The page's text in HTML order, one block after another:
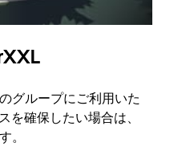
グループにご利用いた
を確保したい場合は、
。